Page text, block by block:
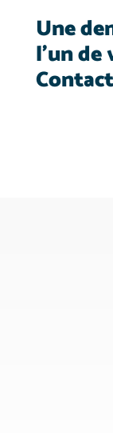
Une
l’un